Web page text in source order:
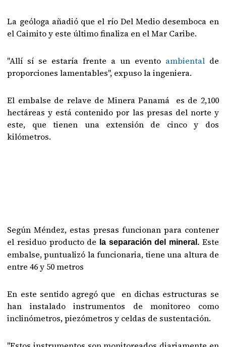
La geóloga añadió que el río Del Medio desemboca en
el Caimito y este último finaliza en el Mar Caribe.
"Allí sí se estaría frente a un evento ambiental de
proporciones lamentables", expuso la ingeniera.
El embalse de relave de Minera Panamá es de 2,100
hectáreas y está contenido por las presas del norte y
este, que tienen una extensión de cinco y dos
kilómetros.
Según Méndez, estas presas funcionan para contener
el residuo producto de la separación del mineral. Este
embalse, puntualizó la funcionaria, tiene una altura de
entre 46 y 50 metros
En este sentido agregó que en dichas estructuras se
han instalado instrumentos de monitoreo como
inclinómetros, piezómetros y celdas de sustentación.